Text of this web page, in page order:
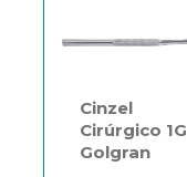
Cinzel
Cirúrgico 1G
Golgran